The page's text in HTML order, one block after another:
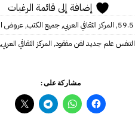
إضافة إلى قائمة الرغبات
59.5
, المركز الثقافي العربي,جميع الكتب,عروض
التنفس علم جديد لفن مفقود, المركز الثقافي العربي,
مشاركة على :